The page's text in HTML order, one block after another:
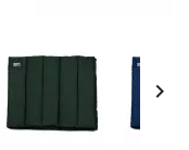
